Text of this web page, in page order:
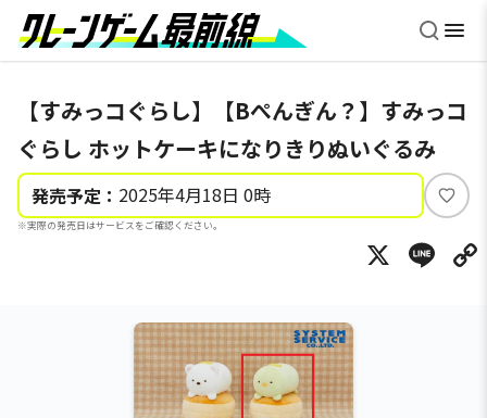
【すみっコぐらし】【Bぺんぎん？】すみっコ
ぐらし ホットケーキになりきりぬいぐるみ
発売予定： 2025年4月18日 0時
※実際の発売日はサービスをご確認ください。
い
ね
X